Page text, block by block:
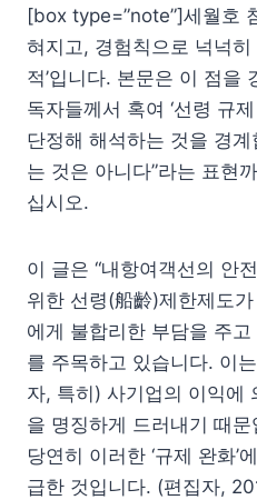
[box type=”note”]세월호
혀지고, 경험칙으로 넉넉히
적’입니다. 본문은 이 점을
독자들께서 혹여 ‘선령 규
단정해 해석하는 것을 경계
는 것은 아니다”라는 표현
십시오.
이 글은 “내항여객선의 안
위한 선령(船齡)제한제도
에게 불합리한 부담을 주
를 주목하고 있습니다. 이
자, 특히) 사기업의 이익에
을 명징하게 드러내기 때
당연히 이러한 ‘규제 완화’
급한 것입니다. (편집자,